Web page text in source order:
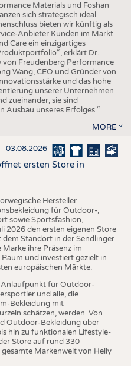
Materials und Foshan
sich strategisch ideal.
bieten wir künftig als
Anbieter Kunden im Markt
Care ein einzigartiges
erklärt Dr.
von Freudenberg Performance
Wang, CEO und Gründer von
und das hohe
unserer Unternehmen
zueinander, sie sind
Ausbau unseres Erfolges.“
MORE
03.08.2026
ersten Store in
Hersteller
für Outdoor-,
sowie Sportsfashion,
2026 den ersten eigenen Store
Standort in der Sendlinger
ihre Präsenz im
und investiert gezielt in
europäischen Märkte.
Anlaufpunkt für Outdoor-
und alle, die
Bekleidung mit
schätzen, werden. Von
Outdoor-Bekleidung über
hin zu funktionalen Lifestyle-
Store auf rund 330
Markenwelt von Helly